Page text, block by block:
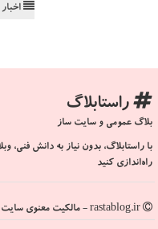
راستابلاگ
بلاگ عمومی و سایت ساز
با راستابلاگ، بدون نیاز به دانش
راه‌اندازی کنید